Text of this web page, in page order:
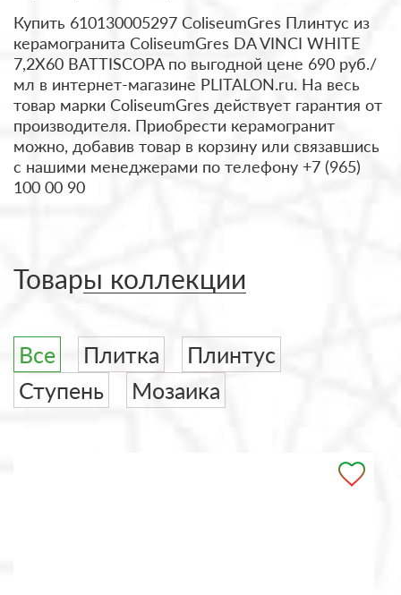
Купить 610130005297 ColiseumGres Плинтус из
керамогранита ColiseumGres DA VINCI WHITE
7,2X60 BATTISCOPA по выгодной цене 690 руб./
мл в интернет-магазине PLITALON.ru. На весь
товар марки ColiseumGres действует гарантия от
производителя. Приобрести керамогранит
можно, добавив товар в корзину или связавшись
с нашими менеджерами по телефону +7 (965)
100 00 90
Товары коллекции
Все Плитка
Плинтус
Ступень
Мозаика